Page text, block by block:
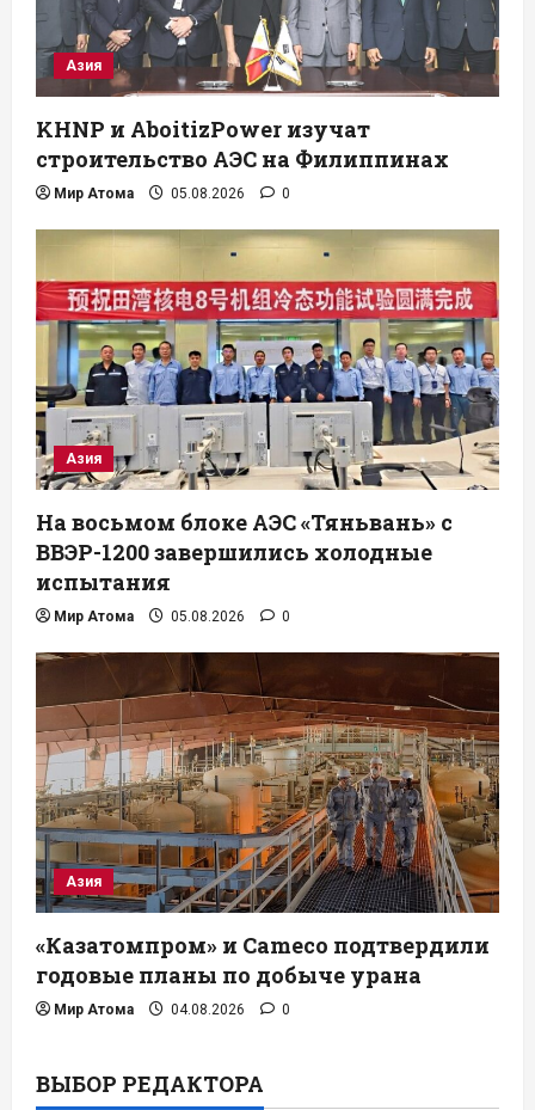
Азия
KHNP и AboitizPower изучат
строительство АЭС на Филиппинах
Мир Атома 05.08.2026 0
Азия
На восьмом блоке АЭС «Тяньвань» с
ВВЭР-1200 завершились холодные
испытания
Мир Атома 05.08.2026 0
Азия
«Казатомпром» и Cameco подтвердили
годовые планы по добыче урана
Мир Атома 04.08.2026 0
ВЫБОР РЕДАКТОРА